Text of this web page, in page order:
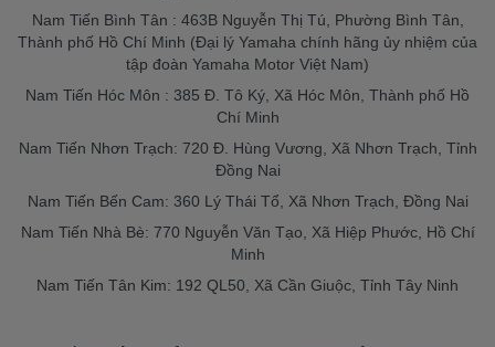
Nam Tiến Bình Tân : 463B Nguyễn Thị Tú, Phường Bình Tân,
Thành phố Hồ Chí Minh (Đại lý Yamaha chính hãng ủy nhiệm của
tập đoàn Yamaha Motor Việt Nam)
Nam Tiến Hóc Môn : 385 Đ. Tô Ký, Xã Hóc Môn, Thành phố Hồ
Chí Minh
Nam Tiến Nhơn Trạch: 720 Đ. Hùng Vương, Xã Nhơn Trạch, Tỉnh
Đồng Nai
Nam Tiến Bến Cam: 360 Lý Thái Tổ, Xã Nhơn Trạch, Đồng Nai
Nam Tiến Nhà Bè: 770 Nguyễn Văn Tạo, Xã Hiệp Phước, Hồ Chí
Minh
Nam Tiến Tân Kim: 192 QL50, Xã Cần Giuộc, Tỉnh Tây Ninh